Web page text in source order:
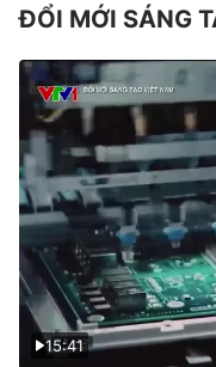
ĐỔI MỚI SÁNG
15:41